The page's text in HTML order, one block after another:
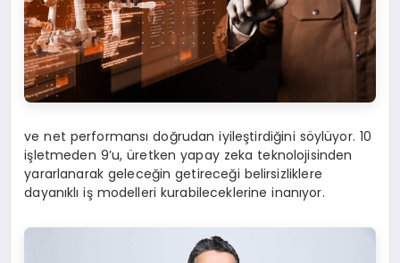
ve net performansı doğrudan iyileştirdiğini söylüyor. 10
işletmeden 9’u, üretken yapay zeka teknolojisinden
yararlanarak geleceğin getireceği belirsizliklere
dayanıklı iş modelleri kurabileceklerine inanıyor.